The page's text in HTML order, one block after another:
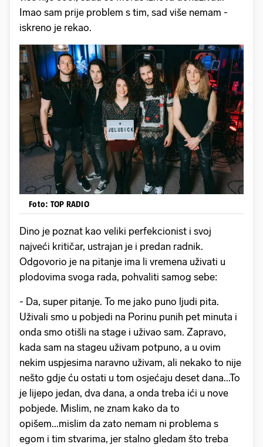
Imao sam prije problem s tim, sad više nemam -
iskreno je rekao.
Foto: TOP RADIO
Dino je poznat kao veliki perfekcionist i svoj
najveći kritičar, ustrajan je i predan radnik.
Odgovorio je na pitanje ima li vremena uživati u
plodovima svoga rada, pohvaliti samog sebe:
- Da, super pitanje. To me jako puno ljudi pita.
Uživali smo u pobjedi na Porinu punih pet minuta i
onda smo otišli na stage i uživao sam. Zapravo,
kada sam na stageu uživam potpuno, a u ovim
nekim uspjesima naravno uživam, ali nekako to nije
nešto gdje ću ostati u tom osjećaju deset dana...To
je lijepo jedan, dva dana, a onda treba ići u nove
pobjede. Mislim, ne znam kako da to
opišem...mislim da zato nemam ni problema s
egom i tim stvarima, jer stalno gledam što treba